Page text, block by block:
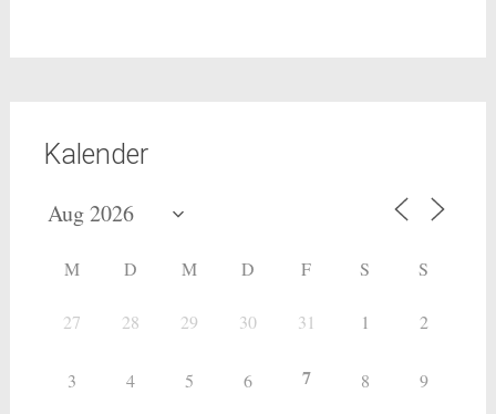
Kalender
M D M D F S S
27 28 29 30 31 1 2
3 4 5 6 7 8 9